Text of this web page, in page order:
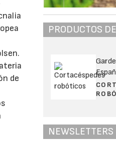
de
PRODUCTOS
NEWSLETTERS